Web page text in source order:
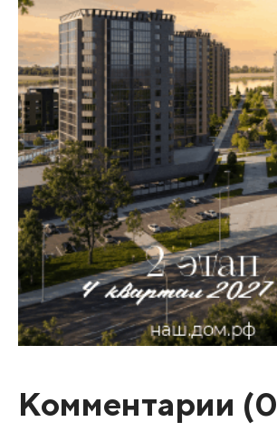
Комментарии (0